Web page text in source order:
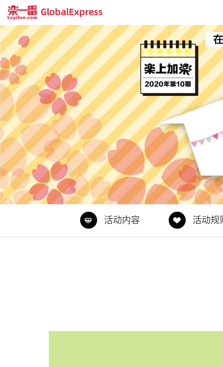
活动内容 活动规